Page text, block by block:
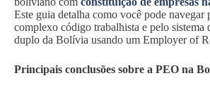
Este guia detalha como você pode navegar
complexo código trabalhista e pelo sistema
duplo da Bolívia usando um Employer of
Principais conclusões sobre a PEO na